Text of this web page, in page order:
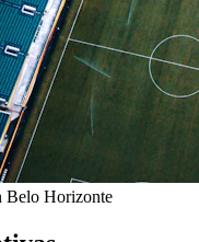
Belo Horizonte